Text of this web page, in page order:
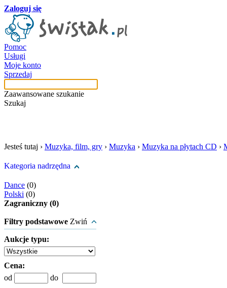
Zaloguj się
Pomoc
Usługi
Moje konto
Sprzedaj
Zaawansowane szukanie
Szukaj
Jesteś tutaj › Muzyka, film, gry › Muzyka › Muzyka na płytach CD ›
Kategoria nadrzędna
Dance (0)
Polski (0)
Zagraniczny (0)
Filtry podstawowe Zwiń
Aukcje typu:
Cena:
od
do